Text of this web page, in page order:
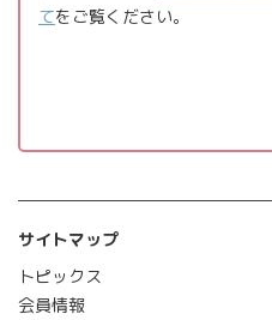
てをご覧ください。
サイトマップ
トピックス
会員情報